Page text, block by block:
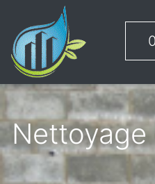
Nettoyage